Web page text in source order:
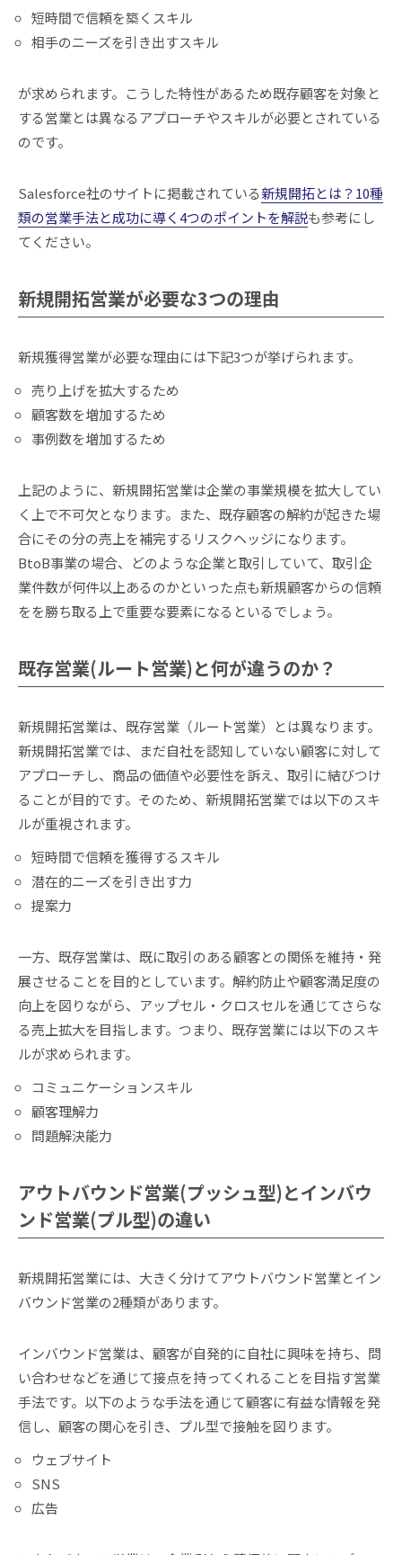
短時間で信頼を築くスキル
相手のニーズを引き出すスキル
が求められます。こうした特性があるため既存顧客を対象と
する営業とは異なるアプローチやスキルが必要とされている
のです。
Salesforce社のサイトに掲載されている新規開拓とは？10種
類の営業手法と成功に導く4つのポイントを解説も参考にし
てください。
新規開拓営業が必要な3つの理由
新規獲得営業が必要な理由には下記3つが挙げられます。
売り上げを拡大するため
顧客数を増加するため
事例数を増加するため
上記のように、新規開拓営業は企業の事業規模を拡大してい
く上で不可欠となります。また、既存顧客の解約が起きた場
合にその分の売上を補完するリスクヘッジになります。
BtoB事業の場合、どのような企業と取引していて、取引企
業件数が何件以上あるのかといった点も新規顧客からの信頼
をを勝ち取る上で重要な要素になるといるでしょう。
既存営業(ルート営業)と何が違うのか？
新規開拓営業は、既存営業（ルート営業）とは異なります。
新規開拓営業では、まだ自社を認知していない顧客に対して
アプローチし、商品の価値や必要性を訴え、取引に結びつけ
ることが目的です。そのため、新規開拓営業では以下のスキ
ルが重視されます。
短時間で信頼を獲得するスキル
潜在的ニーズを引き出す力
提案力
一方、既存営業は、既に取引のある顧客との関係を維持・発
展させることを目的としています。解約防止や顧客満足度の
向上を図りながら、アップセル・クロスセルを通じてさらな
る売上拡大を目指します。つまり、既存営業には以下のスキ
ルが求められます。
コミュニケーションスキル
顧客理解力
問題解決能力
アウトバウンド営業(プッシュ型)とインバウ
ンド営業(プル型)の違い
新規開拓営業には、大きく分けてアウトバウンド営業とイン
バウンド営業の2種類があります。
インバウンド営業は、顧客が自発的に自社に興味を持ち、問
い合わせなどを通じて接点を持ってくれることを目指す営業
手法です。以下のような手法を通じて顧客に有益な情報を発
信し、顧客の関心を引き、プル型で接触を図ります。
ウェブサイト
SNS
広告